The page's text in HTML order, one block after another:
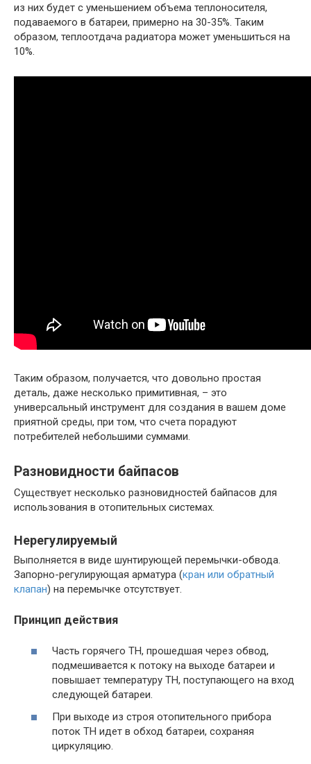
из них будет с уменьшением объема теплоносителя,
подаваемого в батареи, примерно на 30-35%. Таким
образом, теплоотдача радиатора может уменьшиться на
10%.
Таким образом, получается, что довольно простая
деталь, даже несколько примитивная, – это
универсальный инструмент для создания в вашем доме
приятной среды, при том, что счета порадуют
потребителей небольшими суммами.
Разновидности байпасов
Существует несколько разновидностей байпасов для
использования в отопительных системах.
Нерегулируемый
Выполняется в виде шунтирующей перемычки-обвода.
Запорно-регулирующая арматура (кран или обратный
клапан) на перемычке отсутствует.
Принцип действия
Часть горячего ТН, прошедшая через обвод,
подмешивается к потоку на выходе батареи и
повышает температуру ТН, поступающего на вход
следующей батареи.
При выходе из строя отопительного прибора
поток ТН идет в обход батареи, сохраняя
циркуляцию.